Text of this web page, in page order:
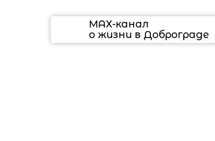
МАХ-канал
о жизни в Доброграде